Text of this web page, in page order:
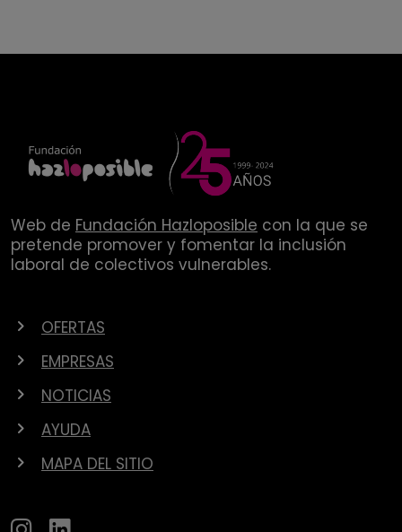
Web de Fundación Hazloposible con la que se
pretende promover y fomentar la inclusión
laboral de colectivos vulnerables.
OFERTAS
EMPRESAS
NOTICIAS
AYUDA
MAPA DEL SITIO